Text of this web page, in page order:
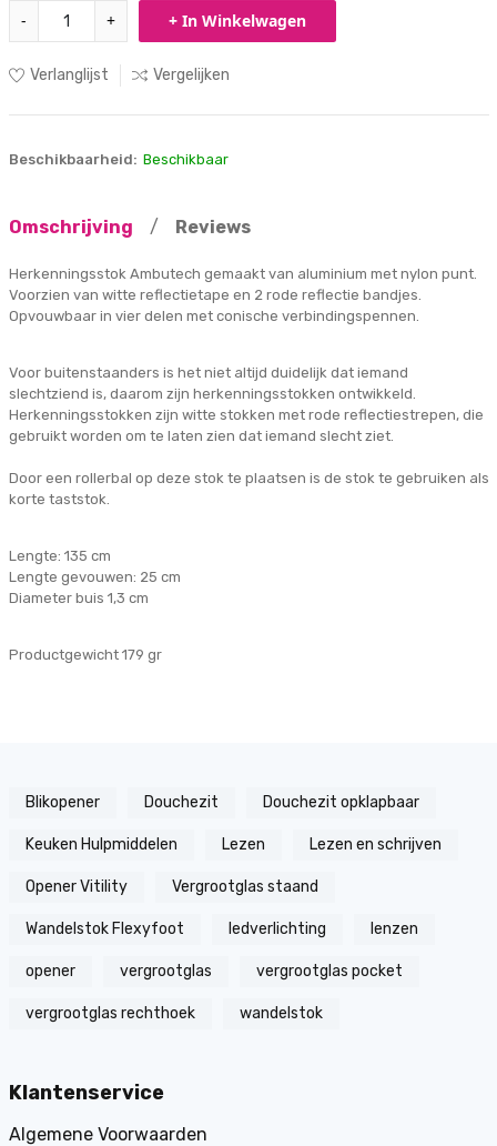
- + + In Winkelwagen
Verlanglijst Vergelijken
Beschikbaarheid: Beschikbaar
Omschrijving / Reviews
Herkenningsstok Ambutech gemaakt van aluminium met nylon punt.
Voorzien van witte reflectietape en 2 rode reflectie bandjes.
Opvouwbaar in vier delen met conische verbindingspennen.
Voor buitenstaanders is het niet altijd duidelijk dat iemand
slechtziend is, daarom zijn herkenningsstokken ontwikkeld.
Herkenningsstokken zijn witte stokken met rode reflectiestrepen, die
gebruikt worden om te laten zien dat iemand slecht ziet.
Door een rollerbal op deze stok te plaatsen is de stok te gebruiken als
korte taststok.
Lengte: 135 cm
Lengte gevouwen: 25 cm
Diameter buis 1,3 cm
Productgewicht 179 gr
Blikopener Douchezit Douchezit opklapbaar
Keuken Hulpmiddelen Lezen Lezen en schrijven
Opener Vitility Vergrootglas staand
Wandelstok Flexyfoot ledverlichting lenzen
opener vergrootglas vergrootglas pocket
vergrootglas rechthoek wandelstok
Klantenservice
Algemene Voorwaarden